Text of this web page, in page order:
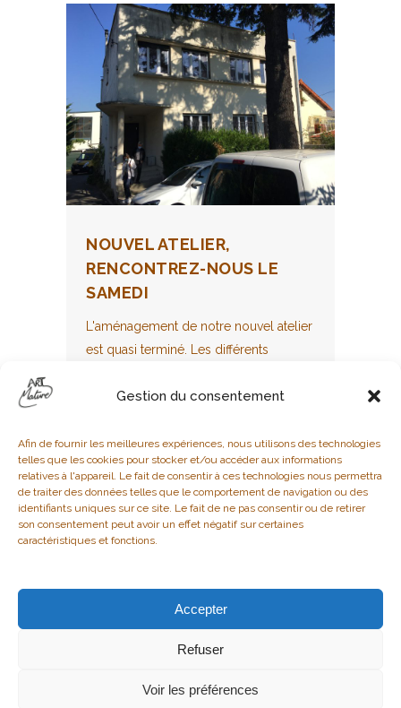
Gestion du consentement
Afin de fournir les meilleures expériences, nous utilisons des technologies
telles que les cookies pour stocker et/ou accéder aux informations
relatives à l'appareil. Le fait de consentir à ces technologies nous permettra
de traiter des données telles que le comportement de navigation ou des
identifiants uniques sur ce site. Le fait de ne pas consentir ou de retirer
son consentement peut avoir un effet négatif sur certaines
caractéristiques et fonctions.
Accepter
Refuser
Voir les préférences
NOUVEL ATELIER,
RENCONTREZ-NOUS LE
SAMEDI
L'aménagement de notre nouvel atelier
est quasi terminé. Les différents
travailler la sculpture sur bois, sur terre,
21 JANVIER 2021
STÉPHANE ALLIZON
ACTUALITÉ, UNE
3 4
Connexion